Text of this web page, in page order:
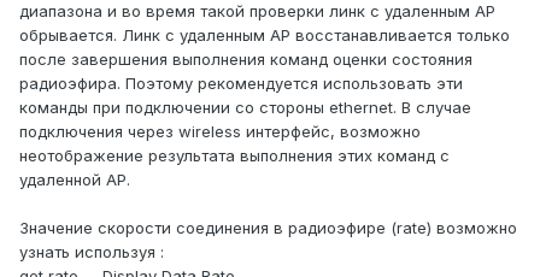
диапазона и во время такой проверки линк с удаленным AP
обрывается. Линк с удаленным AP восстанавливается только
после завершения выполнения команд оценки состояния
радиоэфира. Поэтому рекомендуется использовать эти
команды при подключении со стороны ethernet. В случае
подключения через wireless интерфейс, возможно
неотображение результата выполнения этих команд с
удаленной AP.
Значение скорости соединения в радиоэфире (rate) возможно
узнать используя :